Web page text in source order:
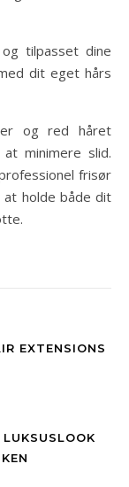
tilpasset dine
dit eget hårs
og red håret
minimere slid.
frisør
holde både dit
EXTENSIONS